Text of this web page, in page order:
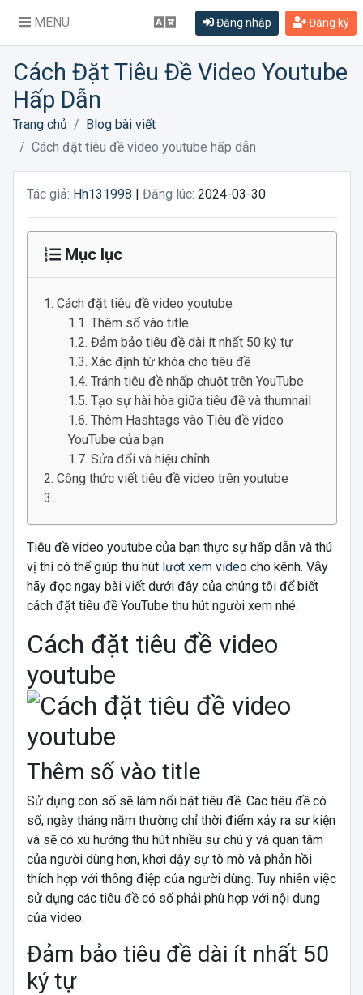
MENU Đăng nhập Đăng ký
Cách Đặt Tiêu Đề Video Youtube
Hấp Dẫn
Trang chủ
Blog bài viết
Cách đặt tiêu đề video youtube hấp dẫn
Tác giả: Hh131998 | Đăng lúc: 2024-03-30
Mục lục
Cách đặt tiêu đề video youtube
Thêm số vào title
Đảm bảo tiêu đề dài ít nhất 50 ký tự
Xác định từ khóa cho tiêu đề
Tránh tiêu đề nhấp chuột trên YouTube
Tạo sự hài hòa giữa tiêu đề và thumnail
Thêm Hashtags vào Tiêu đề video
YouTube của bạn
Sửa đổi và hiệu chỉnh
Công thức viết tiêu đề video trên youtube
Tiêu đề video youtube của bạn thực sự hấp dẫn và thú
vị thì có thể giúp thu hút lượt xem videocho kênh. Vậy
hãy đọc ngay bài viết dưới đây của chúng tôi để biết
cách đặt tiêu đề YouTube thu hút người xem nhé.
Cách đặt tiêu đề video
youtube
Thêm số vào title
Sử dụng con số sẽ làm nổi bật tiêu đề. Các tiêu đề có
số, ngày tháng năm thường chỉ thời điểm xảy ra sự kiện
và sẽ có xu hướng thu hút nhiều sự chú ý và quan tâm
của người dùng hơn, khơi dậy sự tò mò và phản hồi
thích hợp với thông điệp của người dùng. Tuy nhiên việc
sử dụng các tiêu đề có số phải phù hợp với nội dung
của video.
Đảm bảo tiêu đề dài ít nhất 50
ký tự